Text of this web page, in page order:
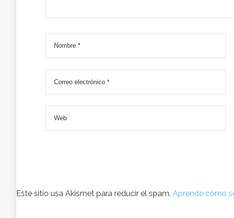
Este sitio usa Akismet para reducir el spam. Aprende cómo